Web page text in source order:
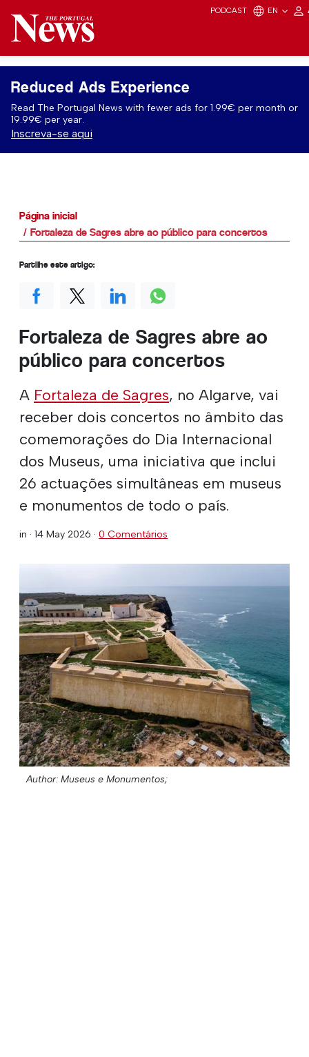
PODCAST EN
Reduced Ads Experience
Read The Portugal News with fewer ads for 1.99€ per month or
19.99€ per year.
Inscreva-se aqui
Página inicial
Fortaleza de Sagres abre ao público para concertos
Fortaleza de Sagres abre ao
público para concertos
A Fortaleza de Sagres, no Algarve, vai
receber dois concertos no âmbito das
comemorações do Dia Internacional
dos Museus, uma iniciativa que inclui
26 actuações simultâneas em museus
e monumentos de todo o país.
in · 14 May 2026 · 0 Comentários
Author: Museus e Monumentos;
Partilhe este artigo: